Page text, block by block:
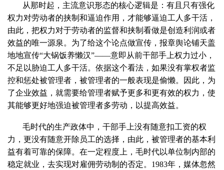
从那时起，主流意识形态的核心逻辑是：有且只有强化
权力对劳动者的挟制和逼迫作用，才能够逼迫工人多干活，
由此，把权力对于劳动者的监督和挟制看做是创造利润或者
效益的唯一源泉。为了给这个论点做宣传，报章舆论铺天盖
地地宣传“大锅饭养懒汉”——意即从前干部手上权力过小，
不足以胁迫工人多干活。依据这个看法，如果没有掌权者监
控和惩处被管理者，被管理者的一般表现是偷懒。因此，为
了企业效益，就需要给管理者赋予更多和更有效的权力，使
其能够更好地强迫被管理者多劳动，以提高效益。
毛时代的生产政体中，干部手上没有随意扣工资的权
力，更没有随意开除员工的选择，由此，被管理者的基本利
益有着可靠的保障。在一定程度上，毛时代以单位制内部的
稳定就业，去实现对雇佣劳动制的否定。1983年，媒体忽然